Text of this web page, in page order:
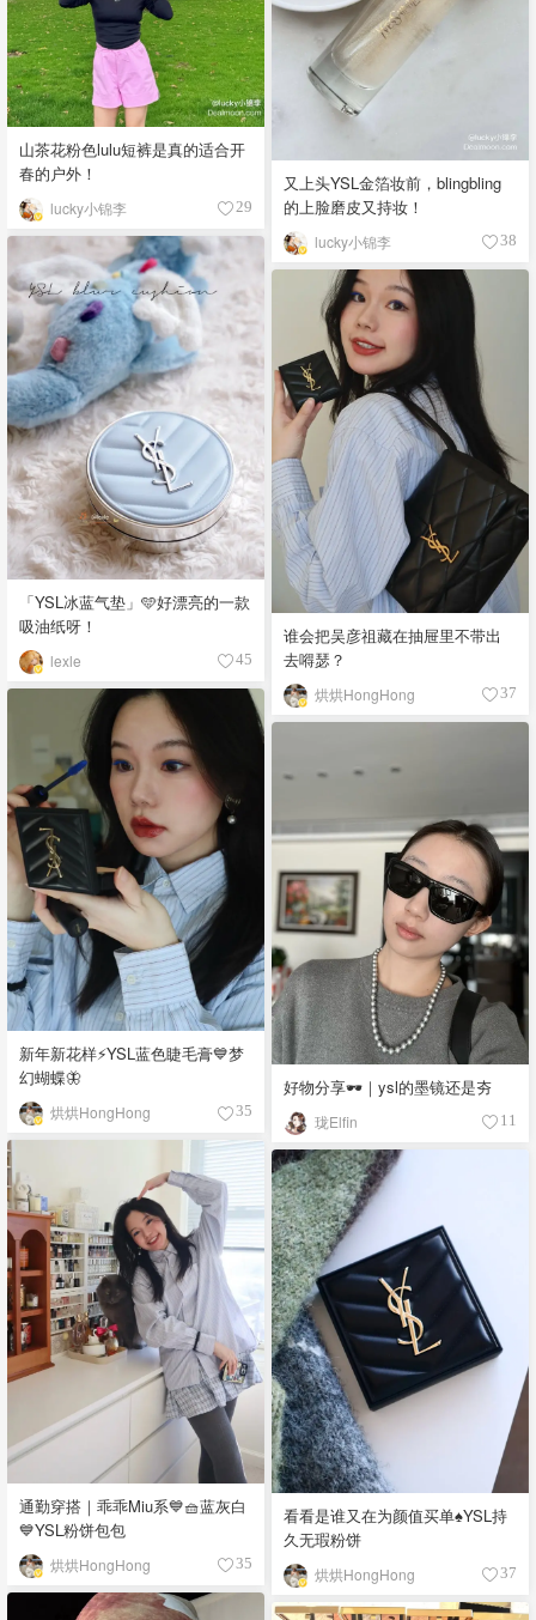
山茶花粉色lulu短裤是真的适合开
春的户外！
lucky小锦李 29
又上头YSL金箔妆前，blingbling
的上脸磨皮又持妆！
lucky小锦李 38
「YSL冰蓝气垫」🩵好漂亮的一款
吸油纸呀！
lexle 45
谁会把吴彦祖藏在抽屉里不带出
去嘚瑟？
烘烘HongHong 37
新年新花样⚡️YSL蓝色睫毛膏💙梦
幻蝴蝶🦋
烘烘HongHong 35
好物分享🕶️｜ysl的墨镜还是夯
珑Elfin 11
通勤穿搭｜乖乖Miu系💙🧺蓝灰白
💙YSL粉饼包包
烘烘HongHong 35
看看是谁又在为颜值买单♠️YSL持
久无瑕粉饼
烘烘HongHong 37